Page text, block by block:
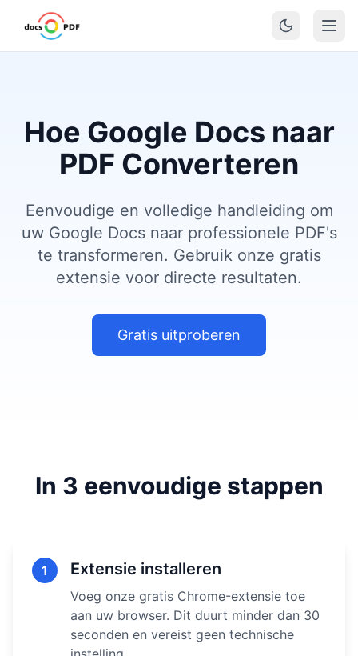
Hoe Google Docs naar
PDF Converteren
Eenvoudige en volledige handleiding om
uw Google Docs naar professionele PDF's
te transformeren. Gebruik onze gratis
extensie voor directe resultaten.
Gratis uitproberen
In 3 eenvoudige stappen
1 Extensie installeren
Voeg onze gratis Chrome-extensie toe
aan uw browser. Dit duurt minder dan 30
seconden en vereist geen technische